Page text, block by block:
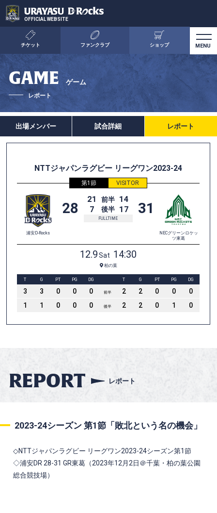
OFFICIAL WEBSITE
チケット ファンクラブ ショップ
GAME ゲーム
レポート
出場メンバー 試合詳細 レポート
REPORT レポート
2023-24シーズン 第1節 「敗北という名の機会」
◇NTTジャパンラグビー リーグワン2023-24シーズン第1節
◇浦安DR 28-31 GR東葛（2023年12月2日＠千葉・柏の葉公園
総合競技場）